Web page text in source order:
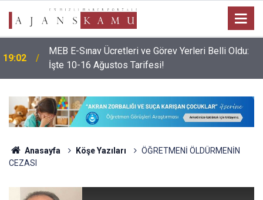
19:02
MEB E-Sınav Ücretleri ve Görev Yerleri Belli Oldu:
İşte 10-16 Ağustos Tarifesi!
Anasayfa Köşe Yazıları
ÖĞRETMENİ ÖLDÜRMENİN
CEZASI